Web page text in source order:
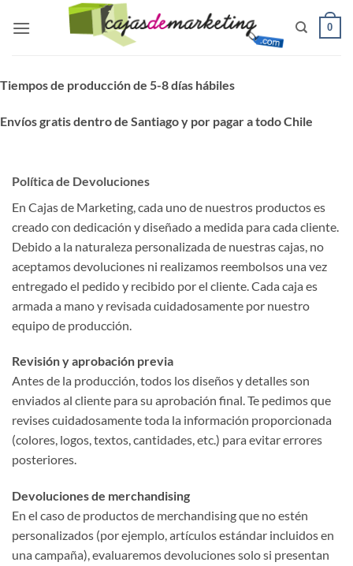
0
Tiempos de producción de 5-8 días hábiles
Envíos gratis dentro de Santiago y por pagar a todo Chile
Política de Devoluciones
En Cajas de Marketing, cada uno de nuestros productos es
creado con dedicación y diseñado a medida para cada cliente.
Debido a la naturaleza personalizada de nuestras cajas, no
aceptamos devoluciones ni realizamos reembolsos una vez
entregado el pedido y recibido por el cliente. Cada caja es
armada a mano y revisada cuidadosamente por nuestro
equipo de producción.
Revisión y aprobación previa
Antes de la producción, todos los diseños y detalles son
enviados al cliente para su aprobación final. Te pedimos que
revises cuidadosamente toda la información proporcionada
(colores, logos, textos, cantidades, etc.) para evitar errores
posteriores.
Devoluciones de merchandising
En el caso de productos de merchandising que no estén
personalizados (por ejemplo, artículos estándar incluidos en
una campaña), evaluaremos devoluciones solo si presentan